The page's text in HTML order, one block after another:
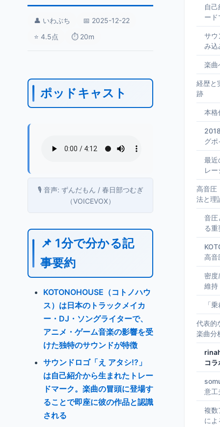
👤 いわぶち
📅 2025-12-22
⭐ 4.5点
⏱️ 20m
ポッドキャスト
🎙️ 音声: ずんだもん / 春日部つむぎ
（VOICEVOX）
📌 1分で分かる記
事要約
KOTONOHOUSE（コトノハウ
ス）は日本のトラックメイカ
ー・DJ・ソングライターで、
アニメ・ゲーム音楽の影響を受
けた独特のサウンドが特徴
サウンドロゴ「え アタシ!?」
は自己紹介から生まれたトレー
ドマーク。楽曲の冒頭に登場す
ることで即座に彼の作品と認識
される
自
ード
サウ
み込
楽曲
経歴と
跡
本格
グポ
最近
レ
高音圧
法と理
音圧
る
高音
密度
維持
「
代表的
楽曲分
コ
意工
複数
によ